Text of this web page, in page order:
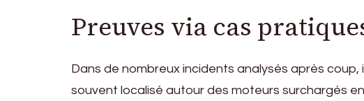
Preuves via cas
Dans de nombreux incidents analysés après
souvent localisé autour des moteurs surchargés